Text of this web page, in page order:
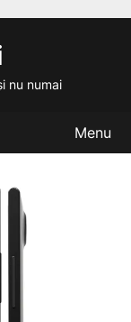
nu numai
Menu